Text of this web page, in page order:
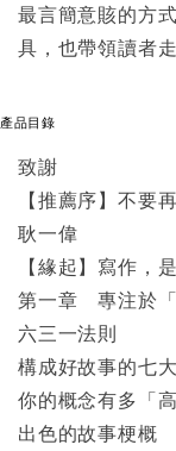
最言簡意賅的方
具，也帶領讀者
產品目錄
致謝
【推薦序】不要
耿一偉
【緣起】寫作，
第一章 專注於「
六三一法則
構成好故事的七
你的概念有多「
出色的故事梗概